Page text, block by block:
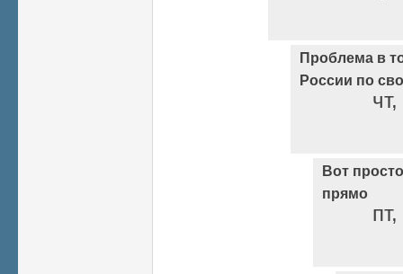
Проблема в
России по
Вот
прямо